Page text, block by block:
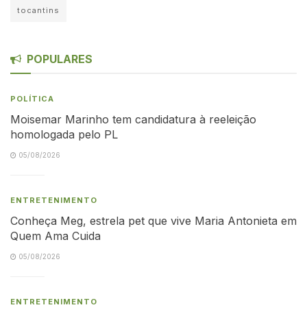
tocantins
POPULARES
POLÍTICA
Moisemar Marinho tem candidatura à reeleição
homologada pelo PL
05/08/2026
ENTRETENIMENTO
Conheça Meg, estrela pet que vive Maria Antonieta em
Quem Ama Cuida
05/08/2026
ENTRETENIMENTO